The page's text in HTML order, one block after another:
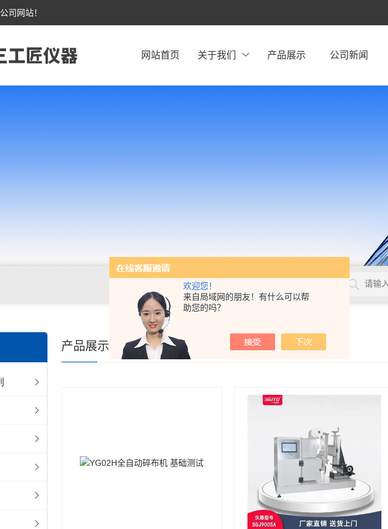
欢迎您！
来自局域网的朋友！有什么可以帮
助您的吗？
司网站！
网站首页 关于我们 产品展示 公司新闻
，拉链，医用纺织品，鞋材，塑料，劳保用品，土工合成材料，软体家具，儿童玩具，电线
产品展示